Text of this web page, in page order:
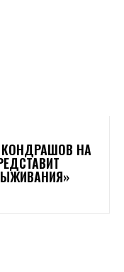
КОНДРАШОВ НА